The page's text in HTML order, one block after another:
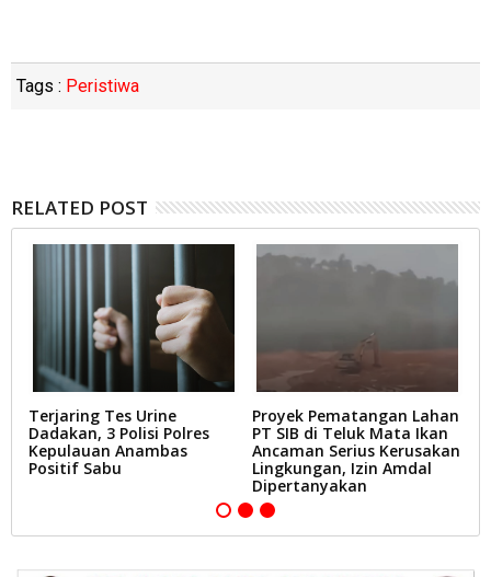
Tags : Peristiwa
RELATED POST
Terjaring Tes Urine
Dadakan, 3 Polisi Polres
Kepulauan Anambas
Positif Sabu
Proyek Pematangan Lahan
PT SIB di Teluk Mata Ikan
Ancaman Serius Kerusakan
Lingkungan, Izin Amdal
Dipertanyakan